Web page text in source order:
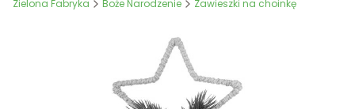
Zielona Fabryka Boże Narodzenie Zawieszki na choinkę